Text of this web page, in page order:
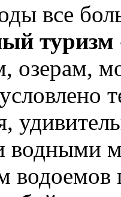
все
туризм
озерам,
водными
водоемов